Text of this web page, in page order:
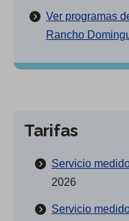
Ver programas
Rancho
Tarifas
Servicio
2026
Servicio